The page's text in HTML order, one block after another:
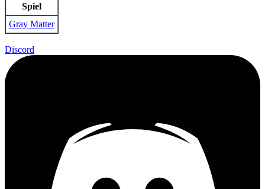
Spiel
Gray Matter
Discord